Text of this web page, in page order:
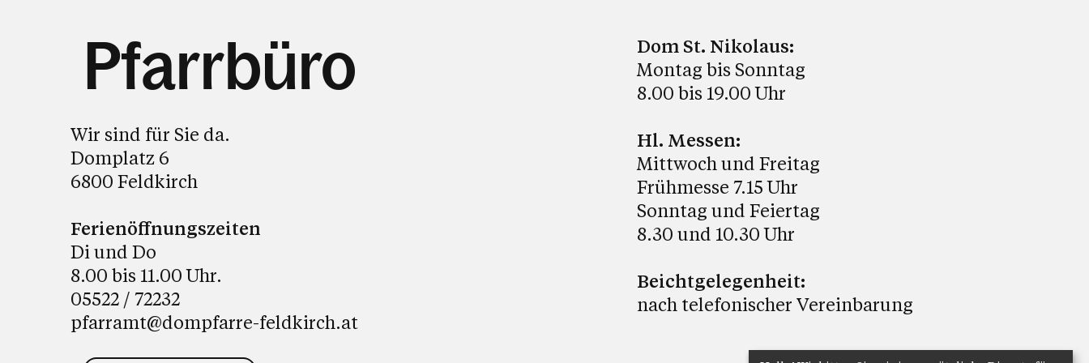
Pfarrbüro
Wir sind für Sie da.
Domplatz 6
6800 Feldkirch
Ferienöffnungszeiten
Di und Do
8.00 bis 11.00 Uhr.
05522 / 72232
pfarramt@dompfarre-feldkirch.at
Dom St. Nikolaus:
Montag bis Sonntag
8.00 bis 19.00 Uhr
Hl. Messen:
Mittwoch und Freitag
Frühmesse 7.15 Uhr
Sonntag und Feiertag
8.30 und 10.30 Uhr
Beichtgelegenheit:
nach telefonischer Vereinbarung